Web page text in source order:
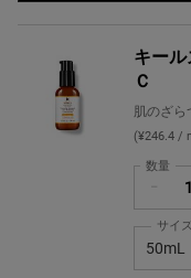
キー
Ｃ
肌のざら
(¥246.4 /
数量
キール
50mL
サイ